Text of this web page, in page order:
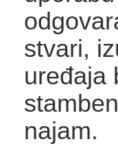
stvari,
uređaja
najam.